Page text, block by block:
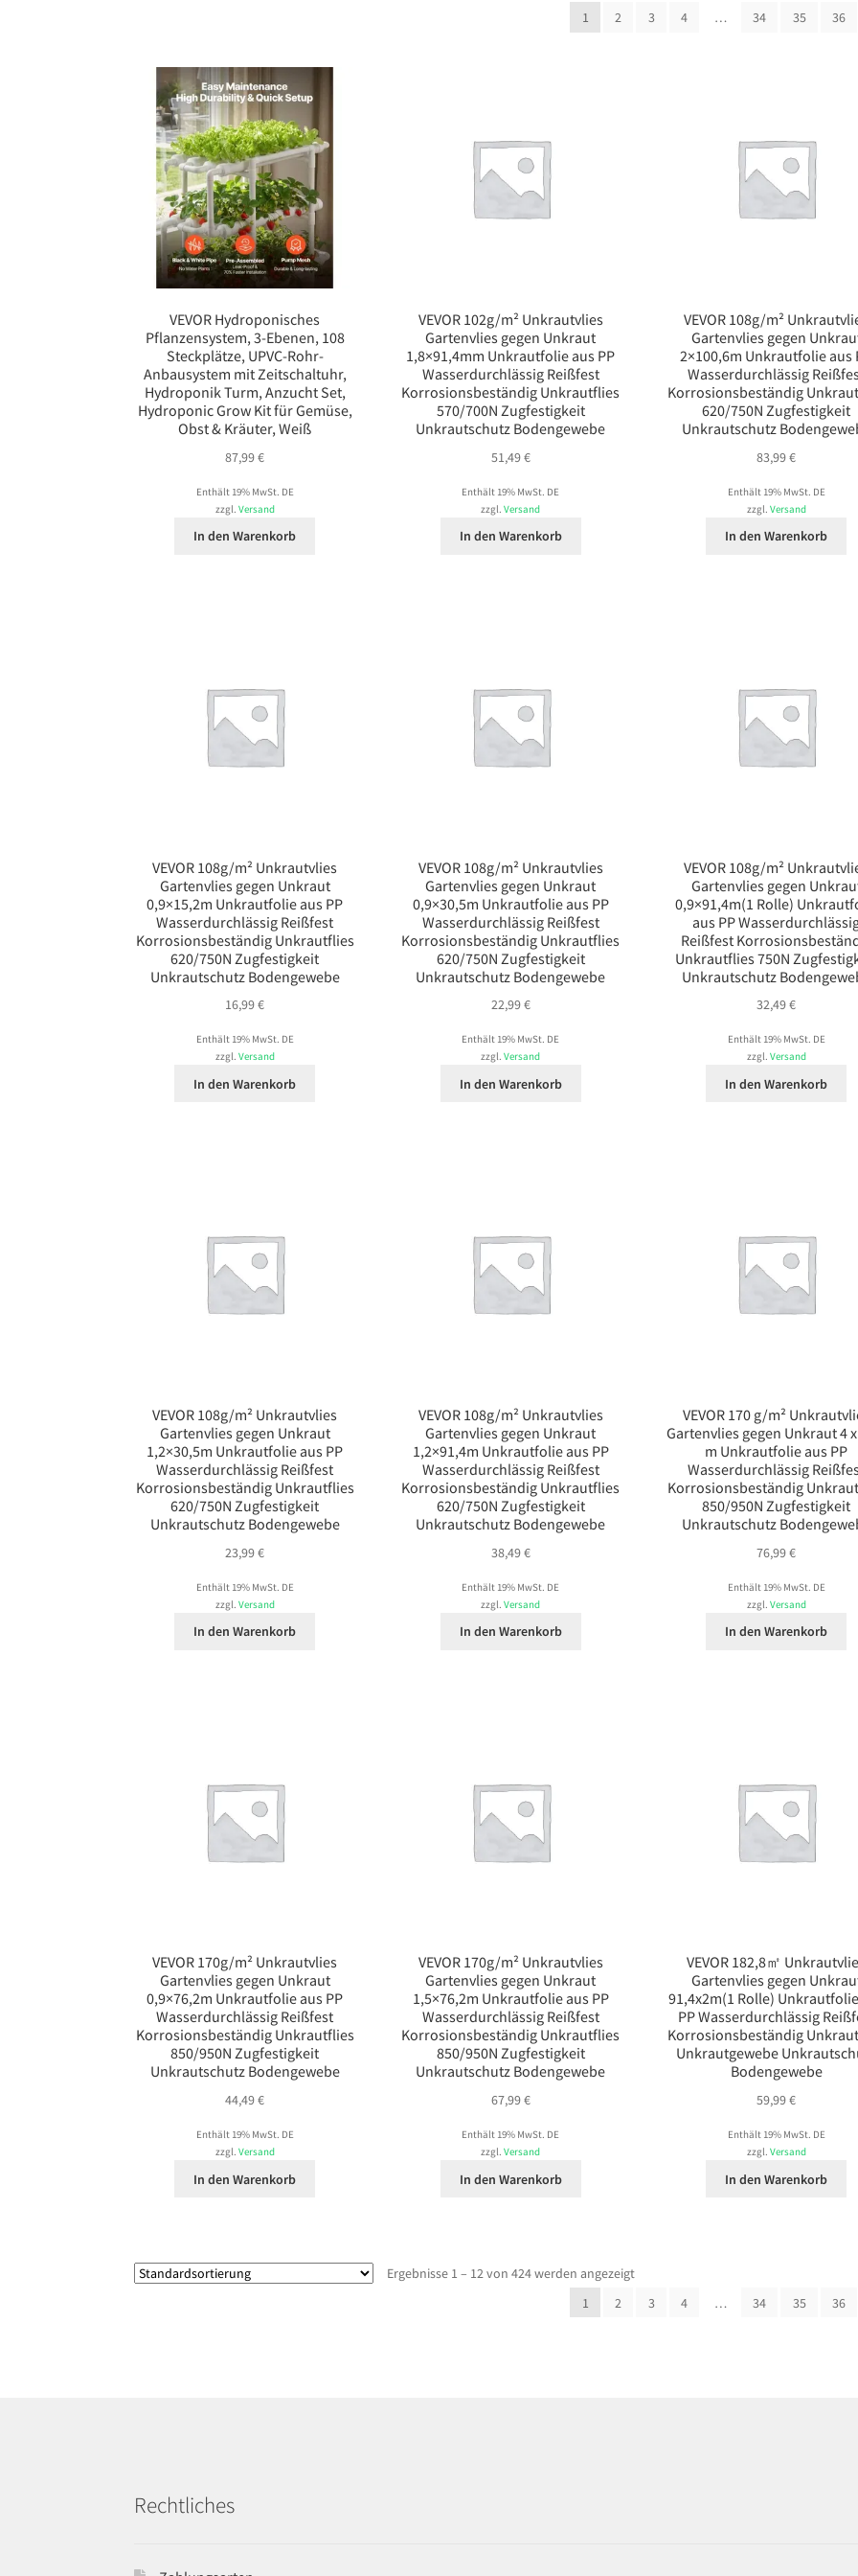
1
2 3 4 … 34 35 36
VEVOR Hydroponisches
Pflanzensystem, 3-Ebenen, 108
Steckplätze, UPVC-Rohr-
Anbausystem mit Zeitschaltuhr,
Hydroponik Turm, Anzucht Set,
Hydroponic Grow Kit für Gemüse,
Obst & Kräuter, Weiß
87,99€
Enthält 19% MwSt. DE
zzgl. Versand
In den Warenkorb
VEVOR 102g/m² Unkrautvlies
Gartenvlies gegen Unkraut
1,8×91,4mm Unkrautfolie aus PP
Wasserdurchlässig Reißfest
Korrosionsbeständig Unkrautflies
570/700N Zugfestigkeit
Unkrautschutz Bodengewebe
51,49€
Enthält 19% MwSt. DE
zzgl.Versand
In den Warenkorb
VEVOR 108g/m²
Gartenvlies gegen
2×100,6m Unkrautfolie aus
Wasserdurchlässig
Korrosionsbeständig
620/750N Zugfestigkeit
Unkrautschutz
83,99€
Enthält 19% MwSt. DE
zzgl. Versand
In den Warenkorb
VEVOR 108g/m² Unkrautvlies
Gartenvlies gegen Unkraut
0,9×15,2m Unkrautfolie aus PP
Wasserdurchlässig Reißfest
Korrosionsbeständig Unkrautflies
620/750N Zugfestigkeit
Unkrautschutz Bodengewebe
16,99€
Enthält 19% MwSt. DE
zzgl. Versand
In den Warenkorb
VEVOR 108g/m² Unkrautvlies
Gartenvlies gegen Unkraut
0,9×30,5m Unkrautfolie aus PP
Wasserdurchlässig Reißfest
Korrosionsbeständig Unkrautflies
620/750N Zugfestigkeit
Unkrautschutz Bodengewebe
22,99€
Enthält 19% MwSt. DE
zzgl.Versand
In den Warenkorb
VEVOR 108g/m²
Gartenvlies gegen
0,9×91,4m(1 Rolle)
aus PP
Reißfest
Unkrautflies 750N
Unkrautschutz
32,49€
Enthält 19% MwSt. DE
zzgl. Versand
In den Warenkorb
VEVOR 108g/m² Unkrautvlies
Gartenvlies gegen Unkraut
1,2×30,5m Unkrautfolie aus PP
Wasserdurchlässig Reißfest
Korrosionsbeständig Unkrautflies
620/750N Zugfestigkeit
Unkrautschutz Bodengewebe
23,99€
Enthält 19% MwSt. DE
zzgl. Versand
In den Warenkorb
VEVOR 108g/m² Unkrautvlies
Gartenvlies gegen Unkraut
1,2×91,4m Unkrautfolie aus PP
Wasserdurchlässig Reißfest
Korrosionsbeständig Unkrautflies
620/750N Zugfestigkeit
Unkrautschutz Bodengewebe
38,49€
Enthält 19% MwSt. DE
zzgl.Versand
In den Warenkorb
VEVOR 170 g/m²
Gartenvlies gegen Unkraut 4
m Unkrautfolie aus PP
Wasserdurchlässig
Korrosionsbeständig
850/950N Zugfestigkeit
Unkrautschutz
76,99€
Enthält 19% MwSt. DE
zzgl. Versand
In den Warenkorb
VEVOR 170g/m² Unkrautvlies
Gartenvlies gegen Unkraut
0,9×76,2m Unkrautfolie aus PP
Wasserdurchlässig Reißfest
Korrosionsbeständig Unkrautflies
850/950N Zugfestigkeit
Unkrautschutz Bodengewebe
44,49€
Enthält 19% MwSt. DE
zzgl. Versand
In den Warenkorb
VEVOR 170g/m² Unkrautvlies
Gartenvlies gegen Unkraut
1,5×76,2m Unkrautfolie aus PP
Wasserdurchlässig Reißfest
Korrosionsbeständig Unkrautflies
850/950N Zugfestigkeit
Unkrautschutz Bodengewebe
67,99€
Enthält 19% MwSt. DE
zzgl.Versand
In den Warenkorb
VEVOR 182,8㎡
Gartenvlies gegen
91,4x2m(1 Rolle)
PP Wasserdurchlässig
Korrosionsbeständig
Unkrautgewebe
Bodengewebe
59,99€
Enthält 19% MwSt. DE
zzgl. Versand
In den Warenkorb
Ergebnisse 1 – 12 von 424 werden angezeigt
1
2 3 4 … 34 35 36
Rechtliches